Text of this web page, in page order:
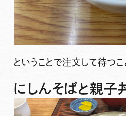
ということで注文して待つこ
にしんそばと親子